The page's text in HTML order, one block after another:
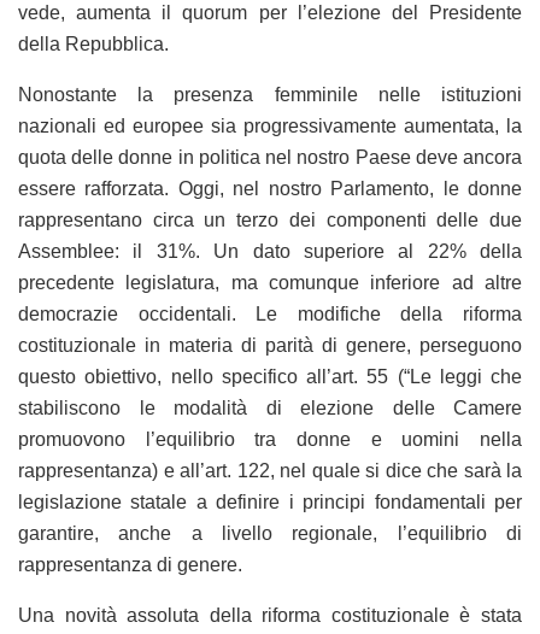
vede, aumenta il quorum per l’elezione del Presidente
della Repubblica.
Nonostante la presenza femminile nelle istituzioni
nazionali ed europee sia progressivamente aumentata, la
quota delle donne in politica nel nostro Paese deve ancora
essere rafforzata. Oggi, nel nostro Parlamento, le donne
rappresentano circa un terzo dei componenti delle due
Assemblee: il 31%. Un dato superiore al 22% della
precedente legislatura, ma comunque inferiore ad altre
democrazie occidentali. Le modifiche della riforma
costituzionale in materia di parità di genere, perseguono
questo obiettivo, nello specifico all’art. 55 (“Le leggi che
stabiliscono le modalità di elezione delle Camere
promuovono l’equilibrio tra donne e uomini nella
rappresentanza) e all’art. 122, nel quale si dice che sarà la
legislazione statale a definire i principi fondamentali per
garantire, anche a livello regionale, l’equilibrio di
rappresentanza di genere.
Una novità assoluta della riforma costituzionale è stata